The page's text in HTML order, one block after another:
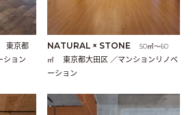
東京都
ション
NATURAL × STONE
50㎡〜60
㎡
東京都大田区 ／マンションリノベ
ーション